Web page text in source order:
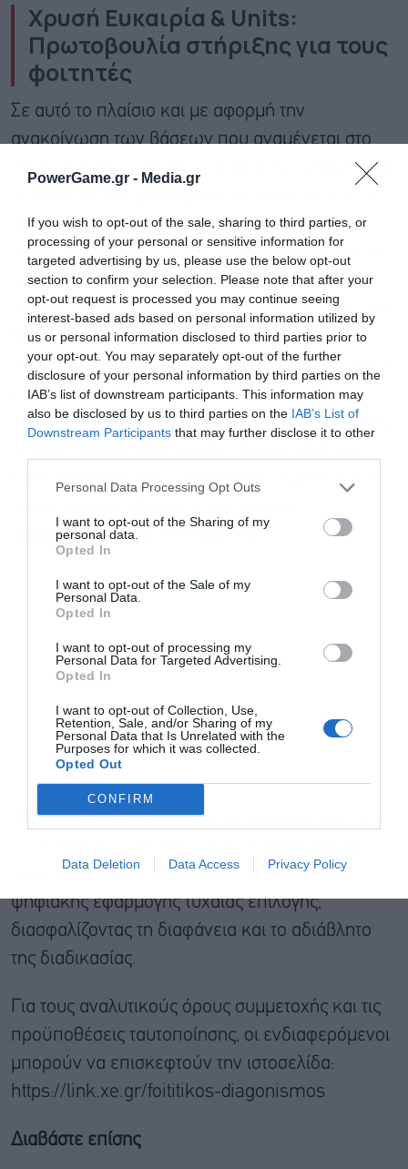
PowerGame.gr - Media.gr
If you wish to opt-out of the sale, sharing to third parties, or
processing of your personal or sensitive information for
targeted advertising by us, please use the below opt-out
section to confirm your selection. Please note that after your
opt-out request is processed you may continue seeing
interest-based ads based on personal information utilized by
us or personal information disclosed to third parties prior to
your opt-out. You may separately opt-out of the further
disclosure of your personal information by third parties on the
IAB’s list of downstream participants. This information may
also be disclosed by us to third parties on the IAB’s List of
Downstream Participants that may further disclose it to other
Personal Data Processing Opt Outs
I want to opt-out of the Sharing of my
personal data.
Opted In
I want to opt-out of the Sale of my
Personal Data.
Opted In
I want to opt-out of processing my
Personal Data for Targeted Advertising.
Opted In
I want to opt-out of Collection, Use,
Retention, Sale, and/or Sharing of my
Personal Data that Is Unrelated with the
Purposes for which it was collected.
Opted Out
CONFIRM
Data Deletion Data Access Privacy Policy
Χρυσή Ευκαιρία & Units:
Πρωτοβουλία στήριξης για τους
φοιτητές
Σε αυτό το πλαίσιο και με αφορμή την
ανακοίνωση των βάσεων που αναμένεται στο
τέλος Ιουλίου, η Χρυσή Ευκαιρία συνεργάζεται με
σπίτι του εντελώς δωρεάν για έναν χρόνο, με
πληρωμένους όλους τους λογαριασμούς και τα
κοινόχρηστα. Η συγκεκριμένη ενέργεια αφορά
προπτυχιακούς φοιτητές ηλικίας 17-26 ετών που
θα φοιτήσουν σε δημόσιο ή ιδιωτικό
εκπαιδευτικό ίδρυμα στην Αττική το ακαδημαϊκό
έτος 2026-2027 (συμπεριλαμβάνονται και οι
πρωτοετείς). Ο νικητής θα διαμείνει για 12 μήνες
Units Parkside στην Καισαριανή (Σειρήνων 47),
λογαριασμούς και κοινόχρηστα
Ο διαγωνισμός θα παραμείνει ενεργός έως και
πραγματοποιηθεί μέσω πιστοποιημένης
ψηφιακής εφαρμογής τυχαίας επιλογής,
διασφαλίζοντας τη διαφάνεια και το αδιάβλητο
της διαδικασίας.
Για τους αναλυτικούς όρους συμμετοχής και τις
προϋποθέσεις ταυτοποίησης, οι ενδιαφερόμενοι
μπορούν να επισκεφτούν την ιστοσελίδα:
https://link.xe.gr/foititikos-diagonismos
Διαβάστε επίσης
Εγγραφή στο
και την πολιτική απορρήτου